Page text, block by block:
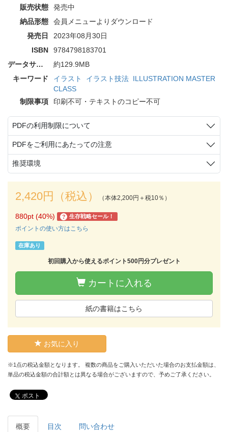
販売状態
発売中
納品形態
会員メニューよりダウンロード
発売日
2023年08月30日
ISBN
9784798183701
データサイズ
約129.9MB
キーワード
イラスト イラスト技法 ILLUSTRATION MASTER
CLASS
制限事項
印刷不可・テキストのコピー不可
PDFの利用制限について
PDFをご利用にあたっての注意
推奨環境
2,420円（税込） （本体2,200円＋税10％）
880pt (40%) ? 生存戦略セール！
ポイントの使い方はこちら
在庫あり
初回購入から使えるポイント500円分プレゼント
カートに入れる
紙の書籍はこちら
お気に入り
※1点の税込金額となります。 複数の商品をご購入いただいた場合のお支払金額は、
単品の税込金額の合計額とは異なる場合がございますので、予めご了承ください。
ポスト
概要 目次 問い合わせ